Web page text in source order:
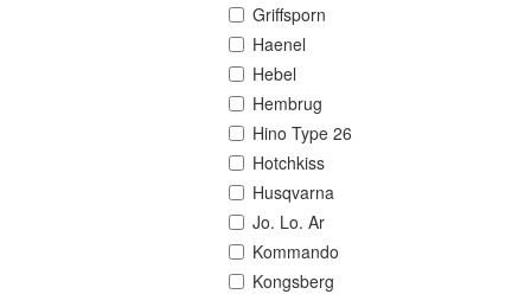
Griffsporn
Haenel
Hebel
Hembrug
Hino Type 26
Hotchkiss
Husqvarna
Jo. Lo. Ar
Kommando
Kongsberg